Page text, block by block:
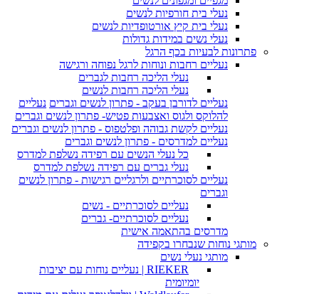
נעלי בית חורפיות לנשים
נעלי בית קיץ אורטופדיות לנשים
נעלי נשים במידות גדולות
פתרונות לבעיות בכף הרגל
נעליים רחבות ונוחות לרגל נפוחה ורגישה
נעלי הליכה רחבות לגברים
נעלי הליכה רחבות לנשים
נעליים לדורבן בעקב - פתרון לנשים וגברים נעליים
להלוקס ולגוס ואצבעות פטיש- פתרון לנשים וגברים
נעליים לקשת גבוהה ופלטפוס - פתרון לנשים וגברים
נעליים למדרסים - פתרון לנשים וגברים
כל נעלי הנשים עם רפידה נשלפת למדרס
נעלי גברים עם רפידה נשלפת למדרס
נעליים לסוכרתיים ולרגליים רגישות - פתרון לנשים
וגברים
נעליים לסוכרתיים - נשים
נעליים לסוכרתיים- גברים
מדרסים בהתאמה אישית
מותגי נוחות שנבחרו בקפידה
מותגי נעלי נשים
RIEKER | נעליים נוחות עם יציבות
יומיומית